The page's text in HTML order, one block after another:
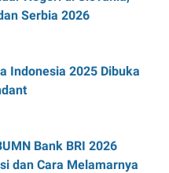
Serbia 2026
Indonesia 2025 Dibuka
Bank BRI 2026
dan Cara Melamarnya